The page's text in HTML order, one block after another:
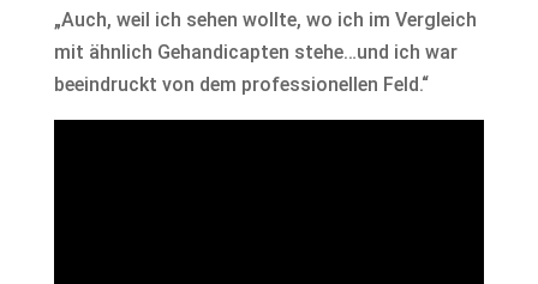
„Auch, weil ich sehen wollte, wo ich im Vergleich
mit ähnlich Gehandicapten stehe…und ich war
beeindruckt von dem professionellen Feld.“